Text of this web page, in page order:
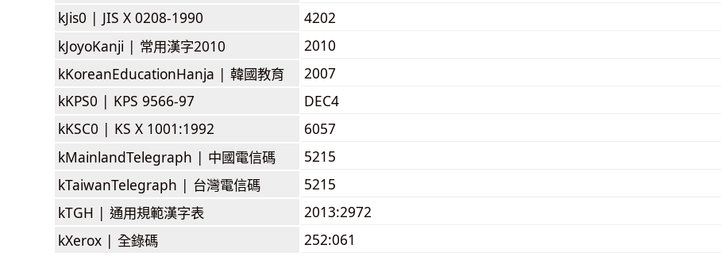
kJis0 | JIS X 0208-1990
4202
kJoyoKanji | 常用漢字2010
2010
kKoreanEducationHanja | 韓國教育
2007
kKPS0 | KPS 9566-97
DEC4
kKSC0 | KS X 1001:1992
6057
kMainlandTelegraph | 中國電信碼
5215
kTaiwanTelegraph | 台灣電信碼
5215
kTGH | 通用規範漢字表
2013:2972
kXerox | 全錄碼 252:061